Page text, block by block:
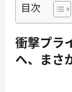
目次
衝撃プラ
へ、まさ